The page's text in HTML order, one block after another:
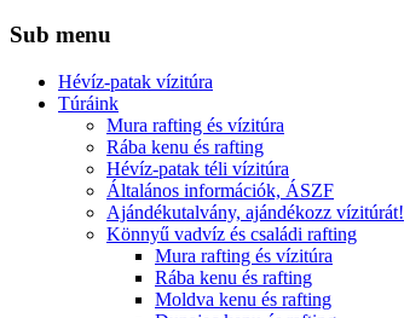
Sub menu
Hévíz-patak vízitúra
Túráink
Mura rafting és vízitúra
Rába kenu és rafting
Hévíz-patak téli vízitúra
Általános információk, ÁSZF
Ajándékutalvány, ajándékozz vízitúrát!
Könnyű vadvíz és családi rafting
Mura rafting és vízitúra
Rába kenu és rafting
Moldva kenu és rafting